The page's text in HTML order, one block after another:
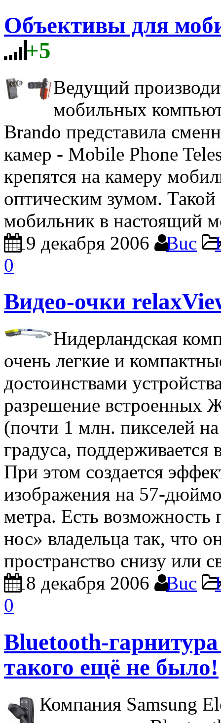
Объективы для
+5
Ведущий
мобильных
Brando представила
камер - Mobile Phone
крепятся на камеру
оптическим зумом. Такой
мобильник в настоящий
19 декабря 2006
Buc
0
Видео-очки
Нидерландская
очень легкие и
достоинствами
разрешение встроенных
(почти 1 млн. пикселей
градуса,
При этом создается
изображения на 57-
метра. Есть возможность
нос» владельца так, что
пространство снизу или
18 декабря 2006
Buc
0
Bluetooth-
такого ещё не было!
Компания Samsung